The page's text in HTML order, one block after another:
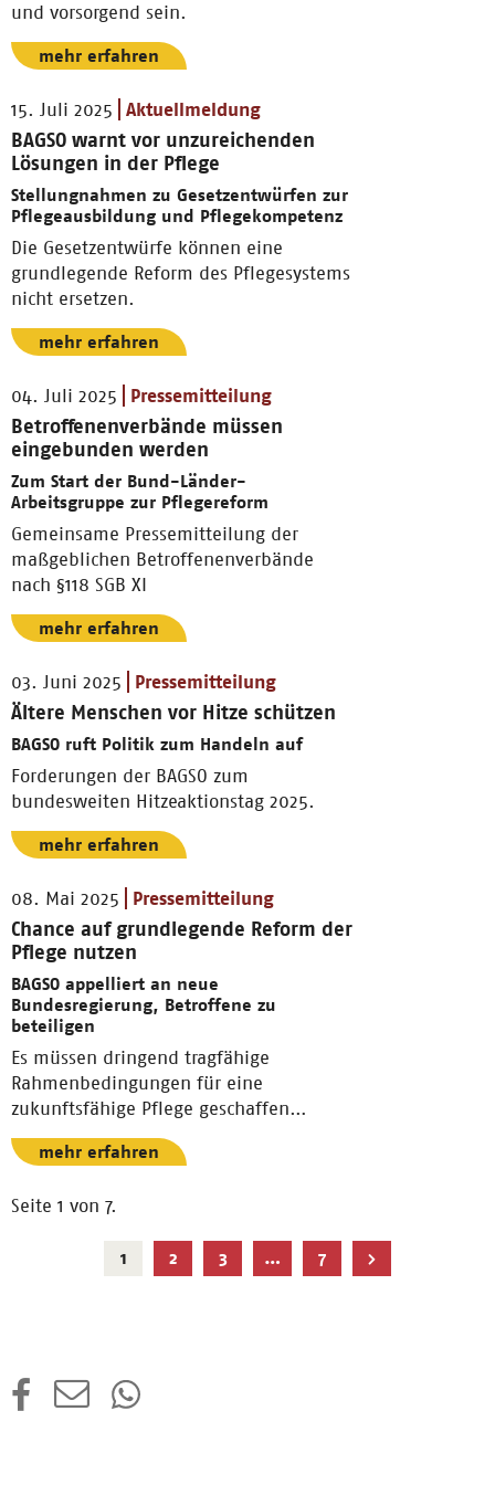
und vorsorgend sein.
mehr erfahren
15. Juli 2025 Aktuellmeldung
BAGSO warnt vor unzureichenden
Lösungen in der Pflege
Stellungnahmen zu Gesetzentwürfen zur
Pflegeausbildung und Pflegekompetenz
Die Gesetzentwürfe können eine
grundlegende Reform des Pflegesystems
nicht ersetzen.
mehr erfahren
04. Juli 2025 Pressemitteilung
Betroffenenverbände müssen
eingebunden werden
Zum Start der Bund-Länder-
Arbeitsgruppe zur Pflegereform
Gemeinsame Pressemitteilung der
maßgeblichen Betroffenenverbände
nach §118 SGB XI
mehr erfahren
03. Juni 2025 Pressemitteilung
Ältere Menschen vor Hitze schützen
BAGSO ruft Politik zum Handeln auf
Forderungen der BAGSO zum
bundesweiten Hitzeaktionstag 2025.
mehr erfahren
08. Mai 2025 Pressemitteilung
Chance auf grundlegende Reform der
Pflege nutzen
BAGSO appelliert an neue
Bundesregierung, Betroffene zu
beteiligen
Es müssen dringend tragfähige
Rahmenbedingungen für eine
zukunftsfähige Pflege geschaffen
werden.
mehr erfahren
Seite 1 von 7.
1Aktuelle
Seite
2 3 … 7